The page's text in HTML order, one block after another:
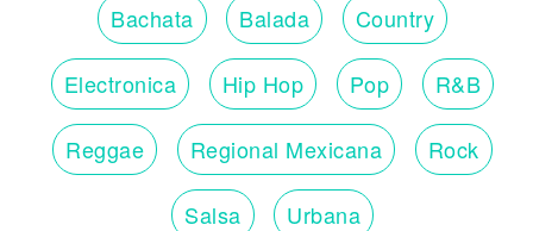
Bachata Balada Country
Electronica Hip Hop Pop R&B
Reggae Regional Mexicana Rock
Salsa Urbana